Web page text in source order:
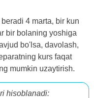
4 marta, bir kun
bir bolaning yoshiga
bo'lsa, davolash,
kurs faqat
mumkin uzaytirish.
hisoblanadi: